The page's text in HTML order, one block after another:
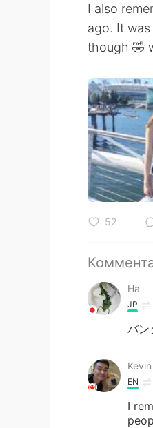
I also
ago. It
though 🤣
52
Ha
JP
バン
EN
I